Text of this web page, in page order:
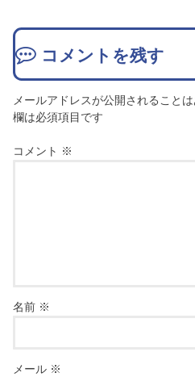
コメントを残す
メールアドレスが公開されることは
欄は必須項目です
コメント ※
名前 ※
メール ※